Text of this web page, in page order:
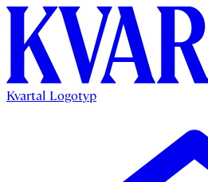
Kvartal Logotyp